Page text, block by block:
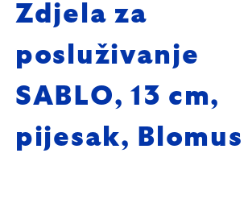
Zdjela za
posluživanje
SABLO, 13 cm,
pijesak, Blomus